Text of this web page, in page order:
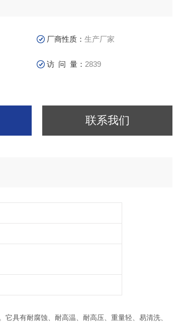
厂商性质：生产厂家
访 问 量： 2839
联系我们
具有耐腐蚀、耐高温、耐高压、重量轻、易清洗、